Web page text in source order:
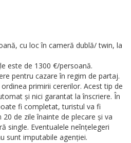
cu loc în cameră dublă/ twin, la
este de 1300 €/persoană.
pentru cazare în regim de partaj.
primirii cererilor. Acest tip de
și nici garantat la înscriere. În
fi completat, turistul va fi
de zile înainte de plecare și va
single. Eventualele neînțelegeri
sunt imputabile agenției.